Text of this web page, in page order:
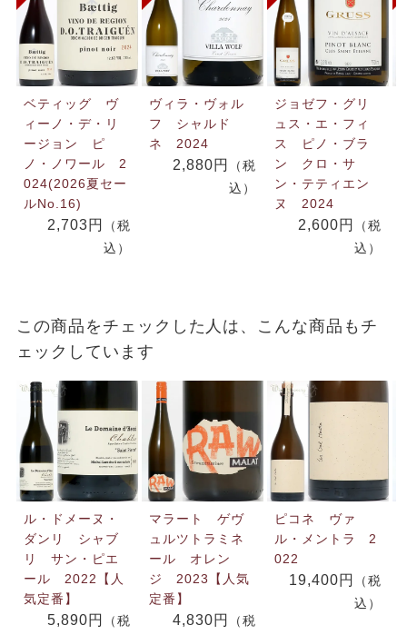
ベティッグ ヴ
ィーノ・デ・リ
ージョン ピ
ノ・ノワール 2
024(2026夏セー
ルNo.16)
2,703円
（税
込）
ヴィラ・ヴォル
フ シャルド
ネ 2024
2,880円
（税
込）
ジョゼフ・グリ
ュス・エ・フィ
ス ピノ・ブラ
ン クロ・サ
ン・テティエン
ヌ 2024
2,600円
（税
込）
この商品をチェックした人は、こんな商品もチ
ェックしています
ル・ドメーヌ・
ダンリ シャブ
リ サン・ピエ
ール 2022【人
気定番】
5,890円
（税
マラート ゲヴ
ュルツトラミネ
ール オレン
ジ 2023【人気
定番】
4,830円
（税
ピコネ ヴァ
ル・メントラ 2
022
19,400円
（税
込）